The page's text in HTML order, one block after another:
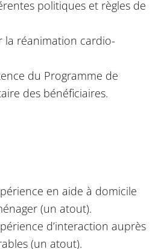
politiques et règles de
la réanimation cardio-
du Programme de
des bénéficiaires.
en aide à domicile
(un atout).
d’interaction auprès
(un atout).